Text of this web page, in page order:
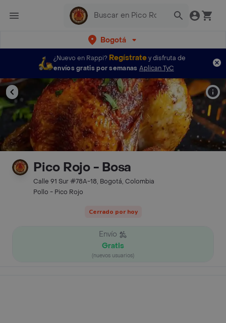
Bogotá
¿Nuevo en Rappi? Regístratey disfruta de
envíos gratis por semanas Aplican TyC
Pico Rojo - Bosa
Calle 91 Sur #78A-18, Bogotá, Colombia
Pollo - Pico Rojo
Cerrado por hoy
Envío
Gratis
(nuevos usuarios)